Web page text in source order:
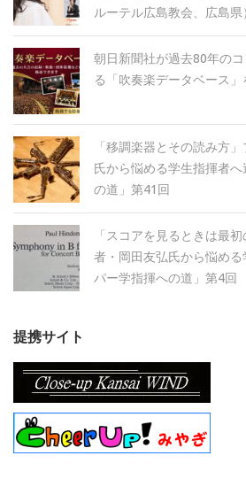
ルーテル広島教会、広島県
朝日新聞社が過去80年の
る「吹奏楽データベース」
「移調楽器とその読み方
氏から悩める学生指揮者
の道」第41回
「スコアを見るときは最
者・岡田友弘氏から悩め
パー学指揮への道」第4回
提携サイト